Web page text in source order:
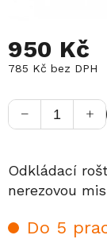
950 Kč
785 Kč bez DPH
cena:
+
−
Odkládací
nerezovou
Do 5